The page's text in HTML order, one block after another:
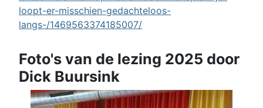
loopt-er-misschien-gedachteloos-
langs-/1469563374185007/
Foto's van de lezing 2025 door
Dick Buursink